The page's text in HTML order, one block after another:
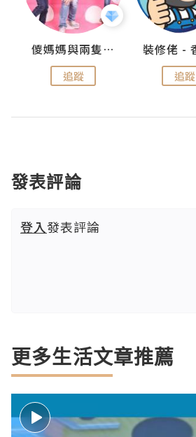
儍媽媽與兩隻小魔怪之家
追蹤 追蹤
發表評論
登入發表評論
更多生活文章推薦